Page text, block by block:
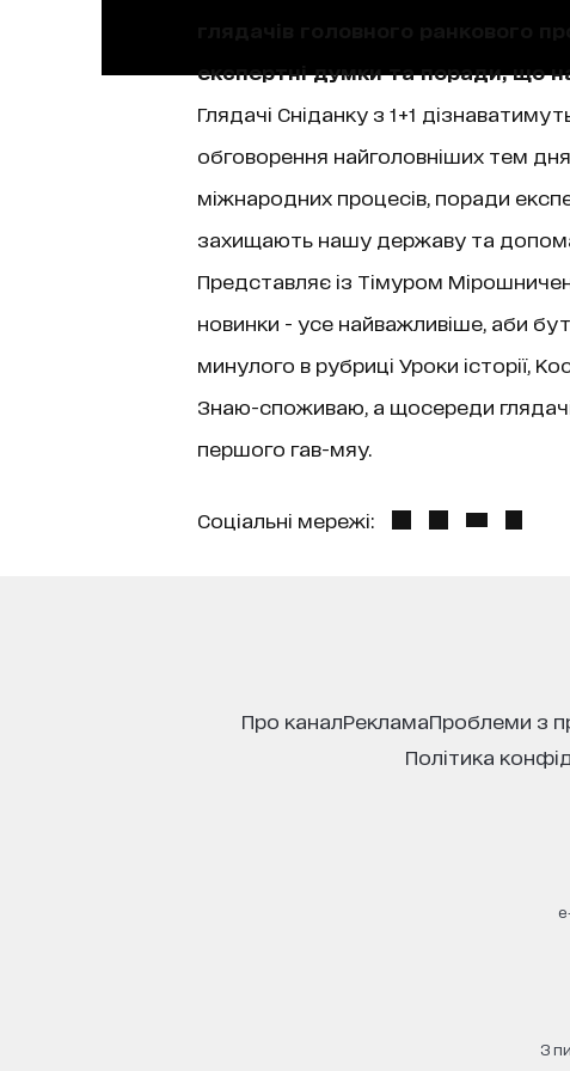
експертні думки та поради, що
Глядачі Сніданку з 1+1
обговорення найголовніших тем
міжнародних процесів, поради
захищають нашу державу та
Представляє із Тімуром
новинки - усе найважливіше, аби
минулого в рубриці Уроки історії,
Знаю-споживаю, а щосереди
першого гав-мяу.
Соціальні мережі:
про канал реклама проблеми з
політика
З